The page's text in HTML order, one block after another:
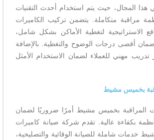
هذا المجال، حيث يتم استخدام أحدث التقنيات
مراقبة متكاملة. يتضمن تركيب الكاميرات
الاستراتيجية لتغطية الأماكن بشكل شامل،
أقصى درجات الوضوح والتغطية. بالإضافة
تدريب مهني للعملاء لضمان الاستخدام الأمثل
بخميس مشيط
المراقبة بخميس مشيط أمرًا ضروريًا لضمان
بكفاءة عالية. تقدم شركة صيانة كاميرات
خدمات شاملة للصيانة الوقائية والتصليحية،